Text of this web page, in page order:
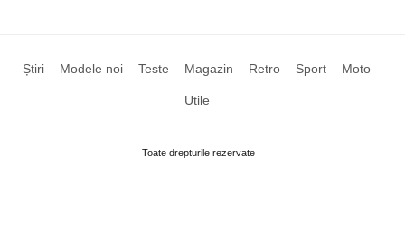
Știri Modele noi Teste Magazin Retro Sport Moto
Utile
Toate drepturile rezervate